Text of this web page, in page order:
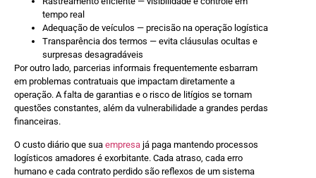
tempo real
Adequação de veículos — precisão na operação logística
Transparência dos termos — evita cláusulas ocultas e
surpresas desagradáveis
Por outro lado, parcerias informais frequentemente esbarram
em problemas contratuais que impactam diretamente a
operação. A falta de garantias e o risco de litígios se tornam
questões constantes, além da vulnerabilidade a grandes perdas
financeiras.
O custo diário que sua empresa já paga mantendo processos
logísticos amadores é exorbitante. Cada atraso, cada erro
humano e cada contrato perdido são reflexos de um sistema